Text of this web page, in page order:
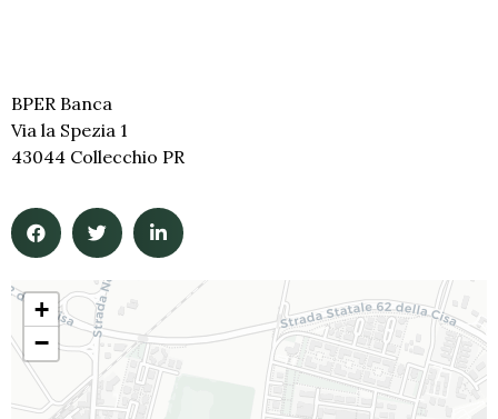
BPER Banca
Via la Spezia 1
43044 Collecchio PR
+
−